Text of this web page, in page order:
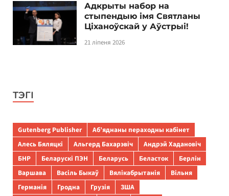
Адкрыты набор на
стыпендыю імя Святланы
Ціханоўскай у Аўстрыі!
21 ліпеня 2026
ТЭГІ
Gutenberg Publisher
Аб’яднаны пераходны кабінет
Алесь Бяляцкі
Альгерд Бахарэвіч
Андрэй Хадановіч
БНР
Беларускі ПЭН Беларусь Беласток
Берлін
Варшава
Васіль Быкаў Вялікабрытанія
Вільня
Германія
Гродна Грузія
ЗША